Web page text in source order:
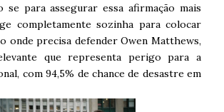
se para assegurar essa afirmação mais
completamente sozinha para colocar
onde precisa defender Owen Matthews,
que representa perigo para a
com 94,5% de chance de desastre em